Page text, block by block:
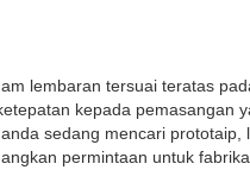
lembaran tersuai teratas
kepada
sedang mencari
permintaan untuk